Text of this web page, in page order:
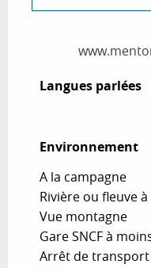
Langues parlées
Langues parlées
Environnement
Environnement
A la campagne
Rivière ou fleuve
Vue montagne
Gare SNCF à
Arrêt de